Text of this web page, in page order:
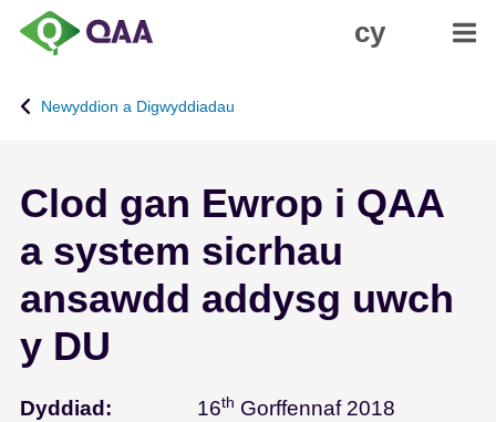
cy
Newyddion a Digwyddiadau
Clod gan Ewrop i QAA
a system sicrhau
ansawdd addysg uwch
y DU
Dyddiad: 16th Gorffennaf 2018